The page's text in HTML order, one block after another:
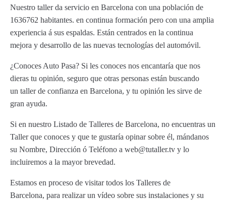
Nuestro taller da servicio en Barcelona con una población de
1636762 habitantes. en continua formación pero con una amplia
experiencia á sus espaldas. Están centrados en la continua
mejora y desarrollo de las nuevas tecnologías del automóvil.
¿Conoces Auto Pasa? Si les conoces nos encantaría que nos
dieras tu opinión, seguro que otras personas están buscando
un taller de confianza en Barcelona, y tu opinión les sirve de
gran ayuda.
Si en nuestro Listado de Talleres de Barcelona, no encuentras un
Taller que conoces y que te gustaría opinar sobre él, mándanos
su Nombre, Dirección ó Teléfono a web@tutaller.tv y lo
incluiremos a la mayor brevedad.
Estamos en proceso de visitar todos los Talleres de
Barcelona, para realizar un vídeo sobre sus instalaciones y su